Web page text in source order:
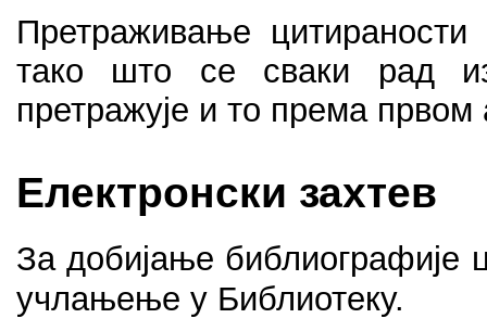
Претраживање
тако што се сваки рад
претражује и то према првом
Електронски захтев
За добијање библиографије
учлањење у Библиотеку.